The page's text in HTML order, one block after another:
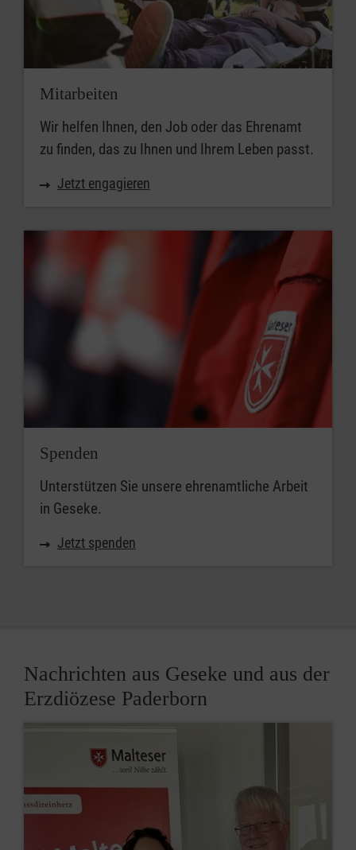
Mitarbeiten
Wir helfen Ihnen, den Job oder das Ehrenamt
zu finden, das zu Ihnen und Ihrem Leben passt.
Jetzt engagieren
Spenden
Unterstützen Sie unsere ehrenamtliche Arbeit
in Geseke.
Jetzt spenden
Nachrichten aus Geseke und aus der
Erzdiözese Paderborn